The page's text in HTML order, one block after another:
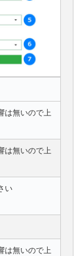
は無いので上
は無いので上
い
は無いので上